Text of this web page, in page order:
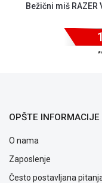
Podrška
Opšti
uslovi
Saobraznost
i
Bežični miš
OPŠTE INFORMACIJE
O nama
Zaposlenje
Često postavljana